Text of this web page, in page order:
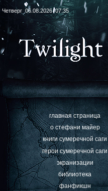
Четверг 06.08.2026 07:35
главная страница
о стефани майер
книги сумеречной саги
герои сумеречной саги
экранизации
библиотека
фанфикшн